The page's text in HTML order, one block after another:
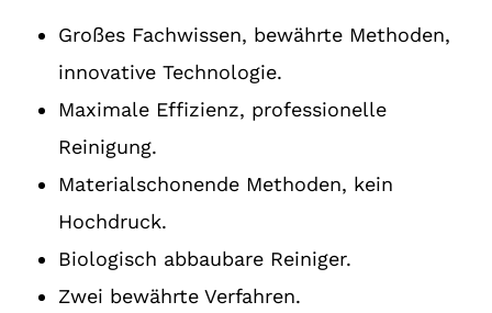
Großes Fachwissen, bewährte Methoden,
innovative Technologie.
Maximale Effizienz, professionelle
Reinigung.
Materialschonende Methoden, kein
Hochdruck.
Biologisch abbaubare Reiniger.
Zwei bewährte Verfahren.